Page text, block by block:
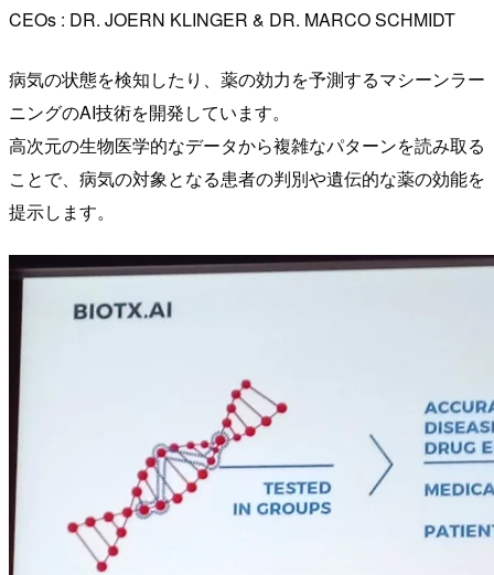
CEOs : DR. JOERN KLINGER & DR. MARCO SCHMIDT
病気の状態を検知したり、薬の効力を予測するマシーンラー
ニングのAI技術を開発しています。
高次元の生物医学的なデータから複雑なパターンを読み取る
ことで、病気の対象となる患者の判別や遺伝的な薬の効能を
提示します。